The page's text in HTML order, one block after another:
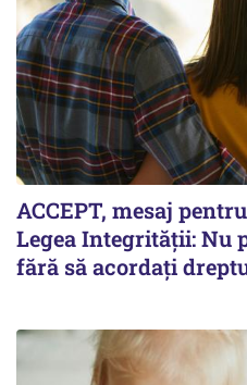
ACCEPT, mesaj
Legea Integrității: Nu
fără să acordați